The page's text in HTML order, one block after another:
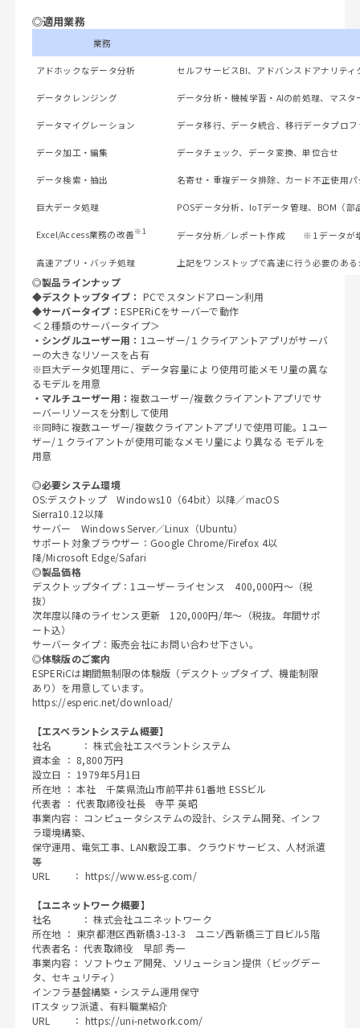
◎適用業務
業務
アドホックなデータ分析 セルフサービスBI、アドバンスドアナリティ
データクレンジング データ分析・機械学習・AIの前処理、マス
データマイグレーション データ移行、データ統合、移行データプロ
データ加工・編集 データチェック、データ変換、単位合せ
データ検索・抽出 名寄せ・重複データ排除、カード不正使用
巨大データ処理 POSデータ分析、IoTデータ管理、BOM（
Excel/Access業務の改善※1 データ分析／レポート作成 ※1 データが
高速アプリ・バッチ処理 上記をワンストップで高速に行う必要のあ
◎製品ラインナップ
◆デスクトップタイプ： PCでスタンドアローン利用
◆サーバータイプ：ESPERiCをサーバーで動作
＜２種類のサーバータイプ＞
・シングルユーザー用： 1ユーザー/１クライアントアプリがサーバ
ーの大きなリソースを占有
※巨大データ処理用に、データ容量により使用可能メモリ量の異な
るモデルを用意
・マルチユーザー用：複数ユーザー/複数クライアントアプリでサ
ーバーリソースを分割して使用
※同時に複数ユーザー/複数クライアントアプリで使用可能。1ユー
ザー/１クライアントが使用可能なメモリ量により異なる モデルを
用意
◎必要システム環境
OS:デスクトップ Windows10（64bit）以降／macOS
Sierra10.12以降
サーバー Windows Server／Linux（Ubuntu）
サポート対象ブラウザー：Google Chrome/Firefox 4以
降/Microsoft Edge/Safari
◎製品価格
デスクトップタイプ：1ユーザーライセンス 400,000円～（税
抜）
次年度以降のライセンス更新 120,000円/年～（税抜。年間サポ
ート込）
サーバータイプ：販売会社にお問い合わせ下さい。
◎体験版のご案内
ESPERiCは期間無制限の体験版（デスクトップタイプ、機能制限
あり）を用意しています。
https://esperic.net/download/
【エスペラントシステム概要】
社名 ： 株式会社エスペラントシステム
資本金 ： 8,800万円
設立日 ： 1979年5月1日
所在地 ： 本社 千葉県流山市前平井61番地 ESSビル
代表者 ： 代表取締役社長 寺平 英昭
事業内容： コンピュータシステムの設計、システム開発、インフ
ラ環境構築、
保守運用、電気工事、LAN敷設工事、クラウドサービス、人材派遣
等
URL ： https://www.ess-g.com/
【ユニネットワーク概要】
社名 ： 株式会社ユニネットワーク
所在地 ： 東京都港区西新橋3-13-3 ユニゾ西新橋三丁目ビル5階
代表者名： 代表取締役 早部 秀一
事業内容： ソフトウェア開発、ソリューション提供（ビッグデー
タ、セキュリティ）
インフラ基盤構築・システム運用保守
ITスタッフ派遣、有料職業紹介
URL ： https://uni-network.com/